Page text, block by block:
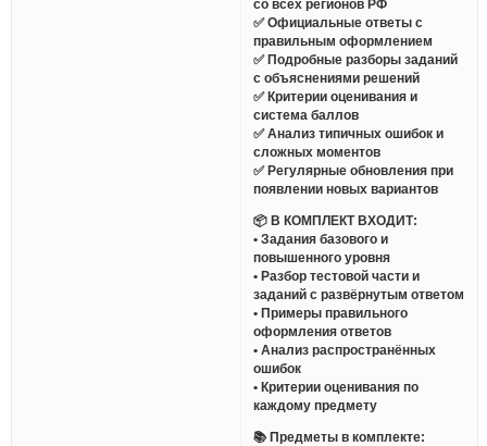
со всех регионов РФ
✅ Официальные ответы с
правильным оформлением
✅ Подробные разборы заданий
с объяснениями решений
✅ Критерии оценивания и
система баллов
✅ Анализ типичных ошибок и
сложных моментов
✅ Регулярные обновления при
появлении новых вариантов
📦 В КОМПЛЕКТ ВХОДИТ:
• Задания базового и
повышенного уровня
• Разбор тестовой части и
заданий с развёрнутым ответом
• Примеры правильного
оформления ответов
• Анализ распространённых
ошибок
• Критерии оценивания по
каждому предмету
📚 Предметы в комплекте: